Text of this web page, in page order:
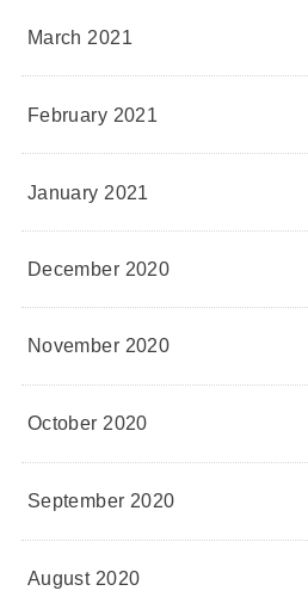
March 2021
February 2021
January 2021
December 2020
November 2020
October 2020
September 2020
August 2020